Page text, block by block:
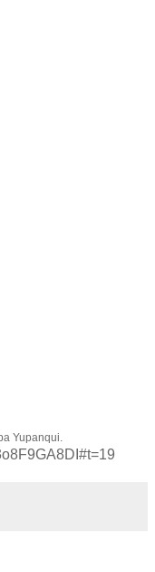
Yupanqui.